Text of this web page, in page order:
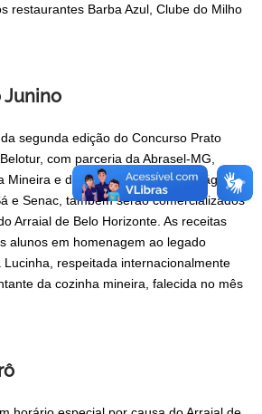
restaurantes Barba Azul, Clube do Milho
Junino
segunda edição do Concurso Prato
com parceria da Abrasel-MG,
Mineira e das faculdades UNA, Pitágoras,
e Senac, também serão comercializados
Arraial de Belo Horizonte. As receitas
alunos em homenagem ao legado
respeitada internacionalmente
da cozinha mineira, falecida no mês